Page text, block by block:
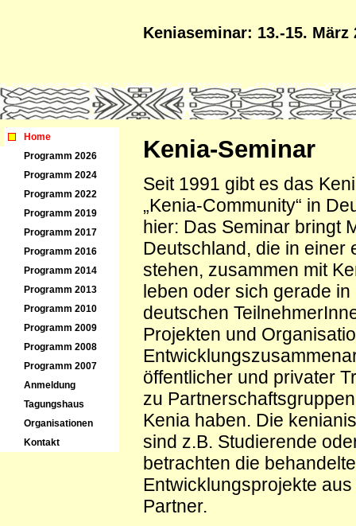
Keniaseminar: 13.-15. März
Home
Programm 2026
Programm 2024
Programm 2022
Programm 2019
Programm 2017
Programm 2016
Programm 2014
Programm 2013
Programm 2010
Programm 2009
Programm 2008
Programm 2007
Anmeldung
Tagungshaus
Organisationen
Kontakt
Kenia-Seminar
Seit 1991 gibt es das
„Kenia-Community“ in
hier: Das Seminar bringt
Deutschland, die in einer
stehen, zusammen mit
leben oder sich gerade
deutschen
Projekten und
öffentlicher und privater
zu
Kenia haben. Die
sind z.B. Studierende
betrachten die
Entwicklungsprojekte
Partner.